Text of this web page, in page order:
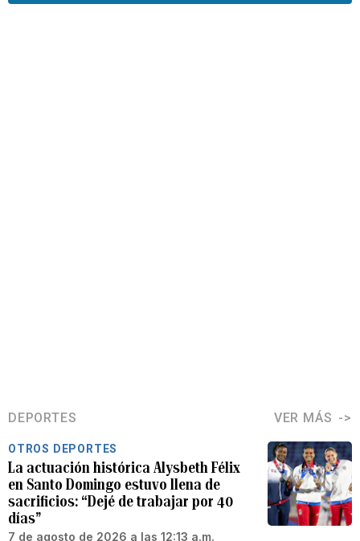
DEPORTES VER MÁS
OTROS DEPORTES
La actuación histórica Alysbeth Félix
en Santo Domingo estuvo llena de
sacrificios: “Dejé de trabajar por 40
días”
7 de agosto de 2026 a las 12:13 a.m.